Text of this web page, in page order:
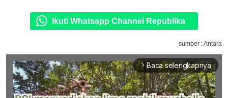
Ikuti Whatsapp Channel Republika
sumber : Antara
arrow_forward_ios Baca selengkapnya